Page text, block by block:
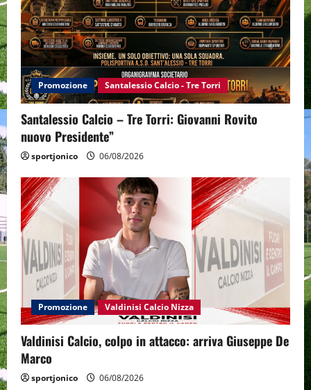
Promozione Santalessio Calcio - Tre Torri
Santalessio Calcio – Tre Torri: Giovanni Rovito
nuovo Presidente”
sportjonico 06/08/2026
Promozione Valdinisi Calcio Nizza
Valdinisi Calcio, colpo in attacco: arriva Giuseppe De
Marco
sportjonico 06/08/2026